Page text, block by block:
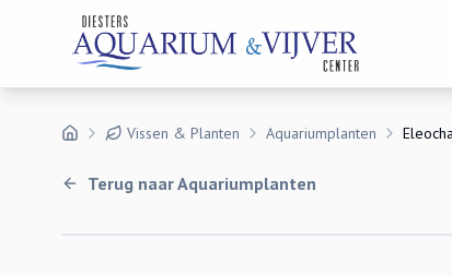
Vissen & Planten Aquariumplanten
Terug naarAquariumplanten